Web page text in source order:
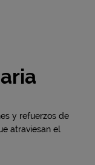
y refuerzos de
atraviesan el